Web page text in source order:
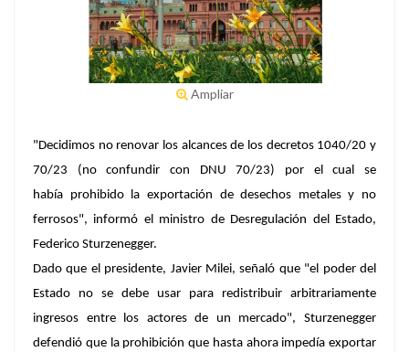
Ampliar
"Decidimos no renovar los alcances de los decretos 1040/20 y
70/23 (no confundir con DNU 70/23) por el cual se
había prohibido la exportación de desechos metales y no
ferrosos", informó el ministro de Desregulación del Estado,
Federico Sturzenegger.
Dado que el presidente, Javier Milei, señaló que "el poder del
Estado no se debe usar para redistribuir arbitrariamente
ingresos entre los actores de un mercado", Sturzenegger
defendió que la prohibición que hasta ahora impedía exportar